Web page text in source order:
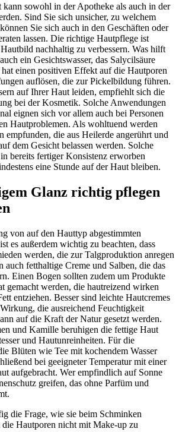
sowohl in der Apotheke als auch in der
Sind Sie sich unsicher, zu welchem
Sie sich auch in den Geschäften oder
lassen. Die richtige Hautpflege ist
nachhaltig zu verbessern. Was hilft
ein Gesichtswasser, das Salycilsäure
einen positiven Effekt auf die Hautporen
auflösen, die zur Pickelbildung führen.
auf Ihrer Haut leiden, empfiehlt sich die
bei der Kosmetik. Solche Anwendungen
eignen sich vor allem auch bei Personen
Hautproblemen. Als wohltuend werden
empfunden, die aus Heilerde angerührt und
dem Gesicht belassen werden. Solche
bereits fertiger Konsistenz erworben
eine Stunde auf der Haut bleiben.
Glanz richtig pflegen
von auf den Hauttyp abgestimmten
es außerdem wichtig zu beachten, dass
werden, die zur Talgproduktion anregen
auch fetthaltige Creme und Salben, die das
Einen Bogen sollten zudem um Produkte
gemacht werden, die hautreizend wirken
entziehen. Besser sind leichte Hautcremes
die ausreichend Feuchtigkeit
auf die Kraft der Natur gesetzt werden.
und Kamille beruhigen die fettige Haut
und Hautunreinheiten. Für die
Blüten wie Tee mit kochendem Wasser
bei geeigneter Temperatur mit einer
aufgebracht. Wer empfindlich auf Sonne
greifen, das ohne Parfüm und
die Frage, wie sie beim Schminken
Hautporen nicht mit Make-up zu